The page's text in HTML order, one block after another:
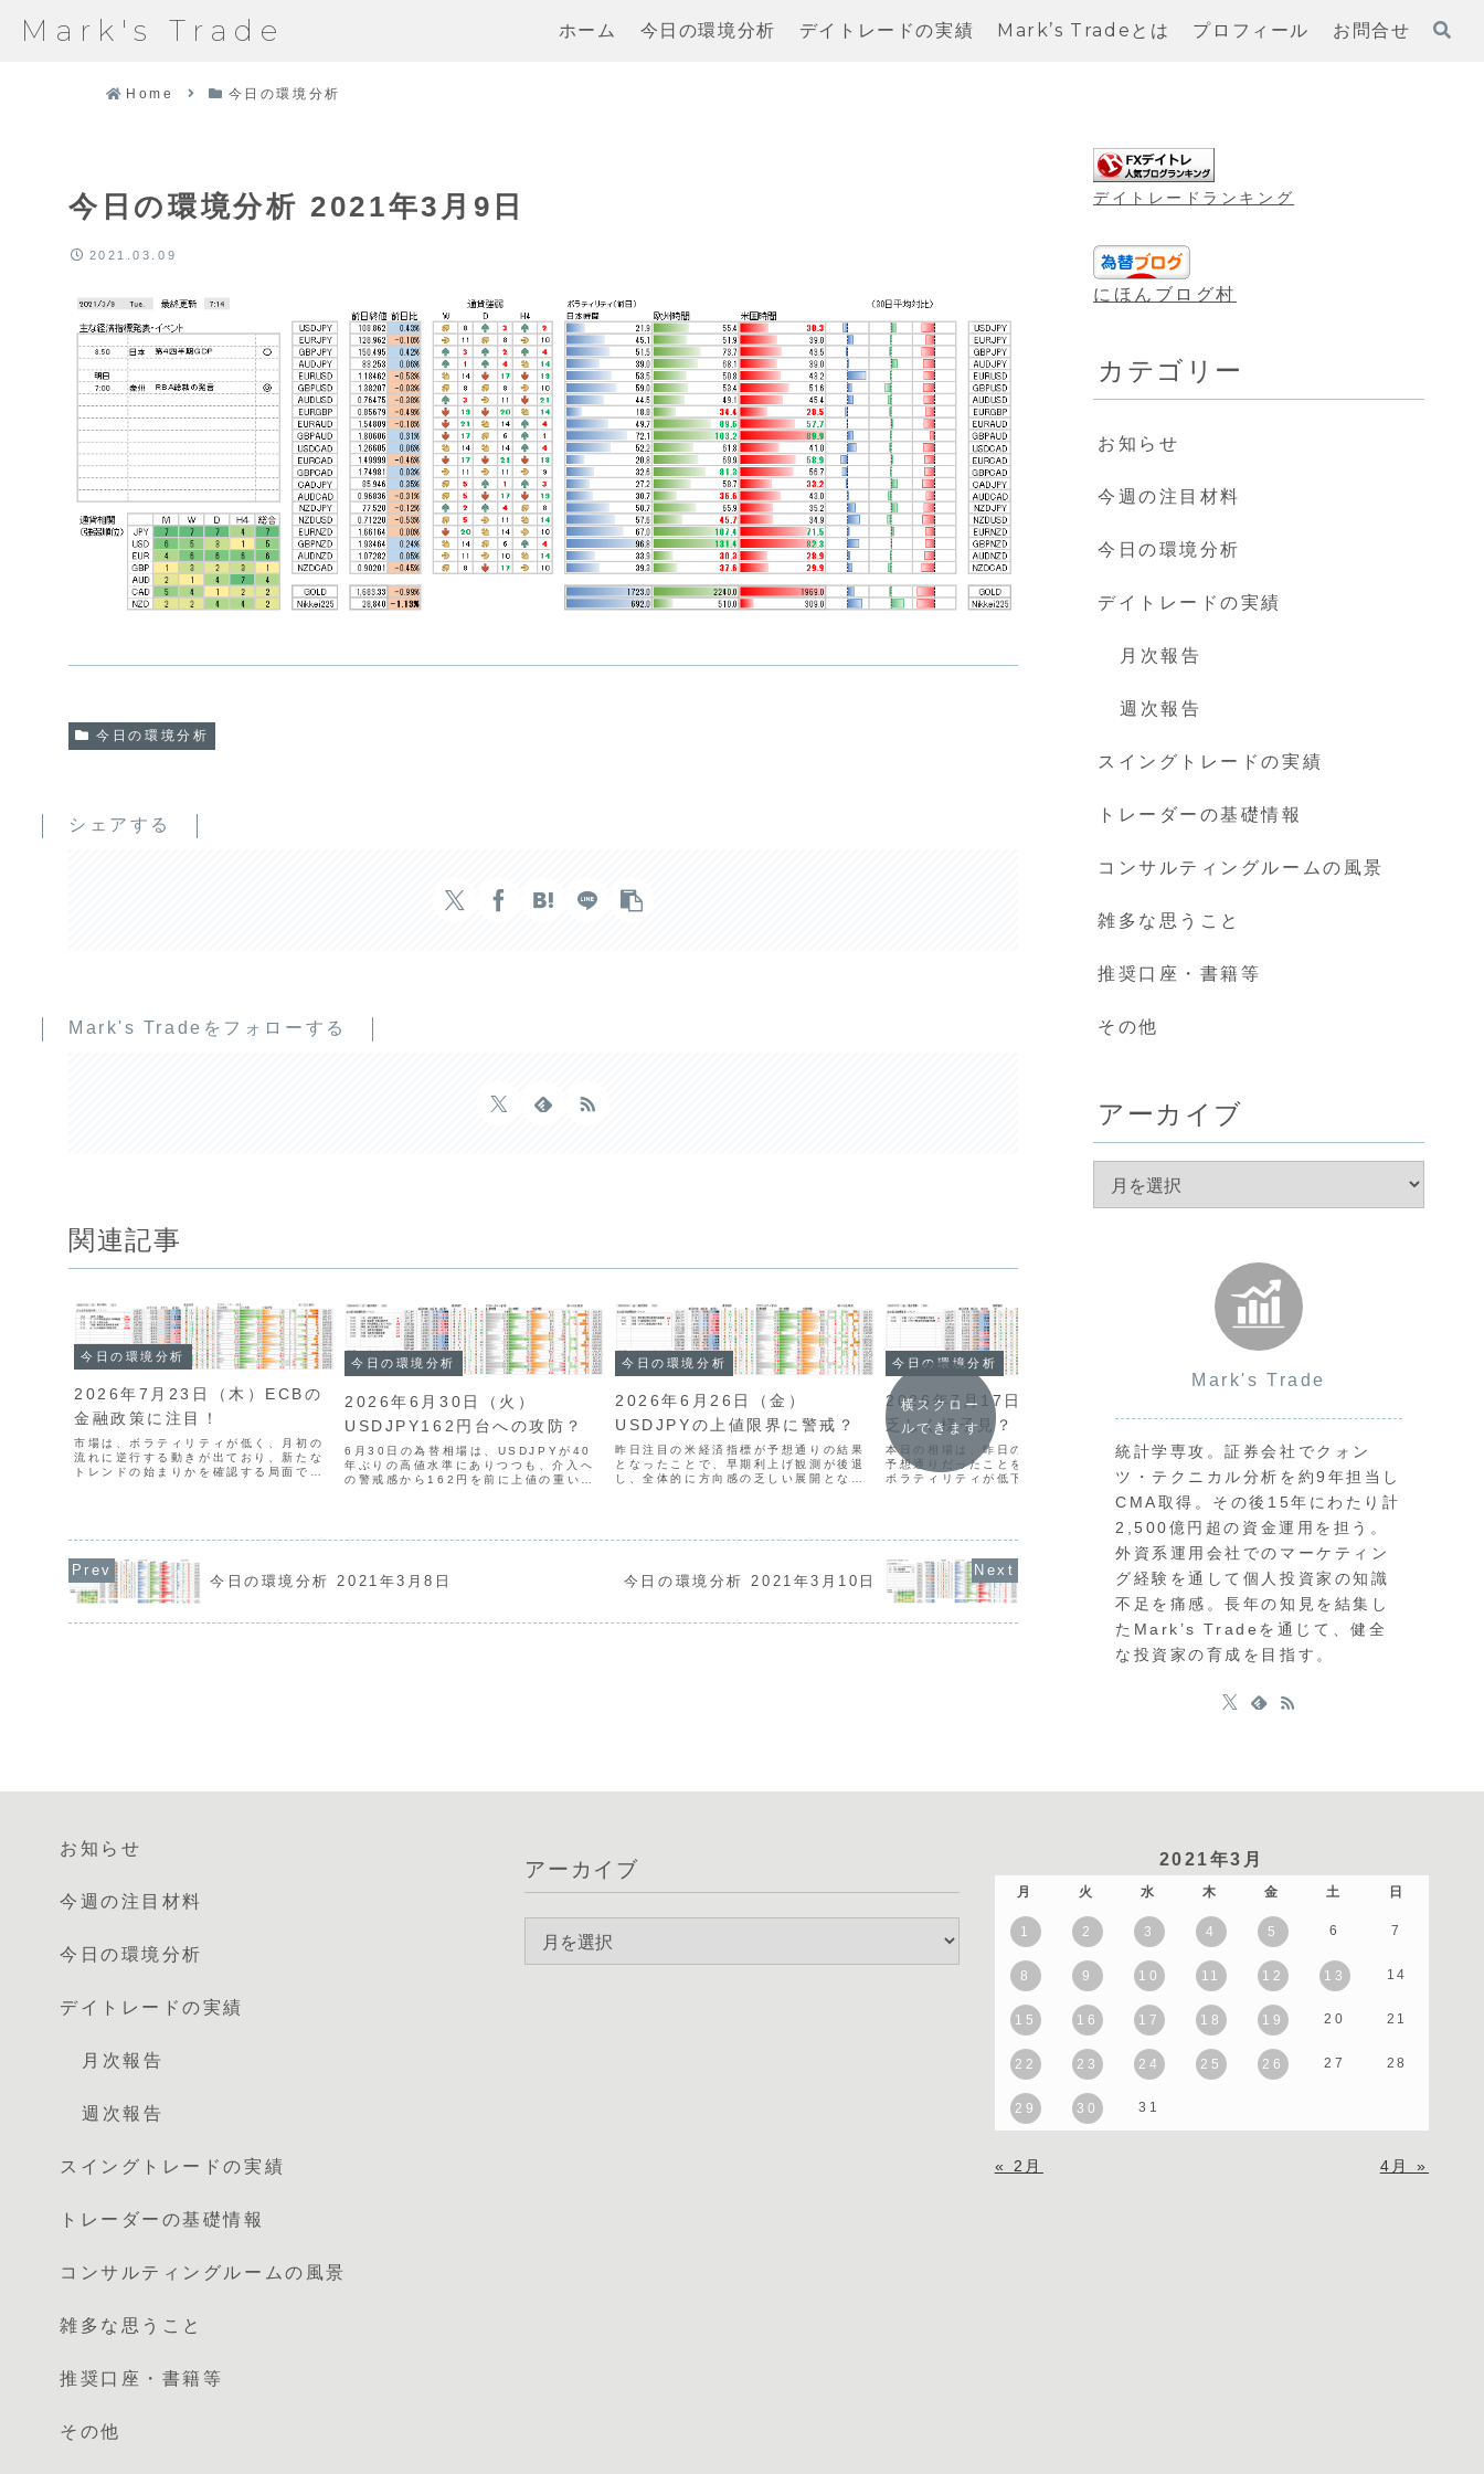
Mark's Trade ホーム 今日の環境分析 デイトレードの実績 Mark’s Tradeとは プロフィール お問合せ
Home 今日の環境分析
今日の環境分析 2021年3月9日
2021.03.09
今日の環境分析
シェアする
Mark's Tradeをフォローする
関連記事
今日の環境分析
2026年7月23日（木）ECBの
金融政策に注目！
市場は、ボラティリティが低く、月初の
流れに逆行する動きが出ており、新たな
トレンドの始まりかを確認する局面で
今日の環境分析
2026年6月30日（火）
USDJPY162円台への攻防？
6月30日の為替相場は、USDJPYが40
年ぶりの高値水準にありつつも、介入へ
の警戒感から162円を前に上値の重い展
今日の環境分析
2026年6月26日（金）
USDJPYの上値限界に警戒？
昨日注目の米経済指標が予想通りの結果
となったことで、早期利上げ観測が後退
し、全体的に方向感の乏しい展開となっ
今日の環境分析
2026年7月17日（金）方向感
乏しく様子見？
本日の相場は、昨日の米国小売売上高が
予想通りだったことを受け、市場全体で
ボラティリティが低下し方向感の乏しい
ドルの弱さに対し、ポンドや豪ドルに強
さが見られますが、明確な差はないため
JPYの強さに注目！
明日の米消費者物価指数（CPI）発表を
ィが低下しています。昨日は先週末のド
ル高・円高を修正する動きもありました
が、全体的な方向感に変化は見られませ
ん。通貨強弱では、引き続きUSDが最強
でJPYがそれに次ぐ...
横スクロー
ルできます
今日の環境分析 2021年3月8日 今日の環境分析 2021年3月10日
デイトレードランキング
にほんブログ村
カテゴリー
お知らせ
今週の注目材料
今日の環境分析
デイトレードの実績
月次報告
週次報告
スイングトレードの実績
トレーダーの基礎情報
コンサルティングルームの風景
雑多な思うこと
推奨口座・書籍等
その他
アーカイブ
Mark's Trade
統計学専攻。証券会社でクォン
ツ・テクニカル分析を約9年担当し
CMA取得。その後15年にわたり計
2,500億円超の資金運用を担う。
外資系運用会社でのマーケティン
グ経験を通して個人投資家の知識
不足を痛感。長年の知見を結集し
たMark’s Tradeを通じて、健全
な投資家の育成を目指す。
お知らせ
今週の注目材料
今日の環境分析
デイトレードの実績
月次報告
週次報告
スイングトレードの実績
トレーダーの基礎情報
コンサルティングルームの風景
雑多な思うこと
推奨口座・書籍等
その他
アーカイブ 2021年3月
月 火 水 木 金 土 日
1 2 3 4 5 6 7
8 9 10 11 12 13 14
15 16 17 18 19 20 21
22 23 24 25 26 27 28
29 30 31
« 2月 4月 »